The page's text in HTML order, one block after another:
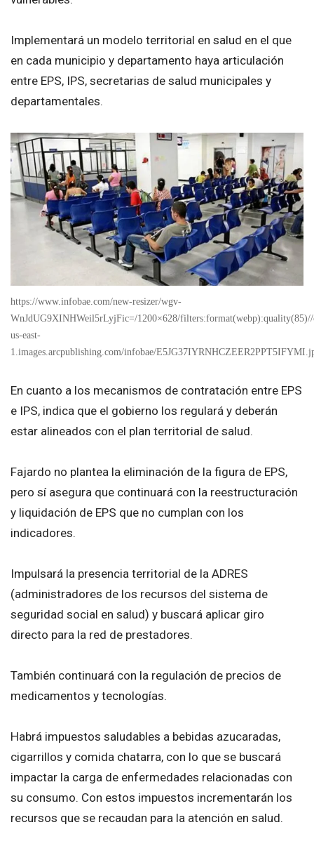
Implementará un modelo territorial en salud en el que
en cada municipio y departamento haya articulación
entre EPS, IPS, secretarias de salud municipales y
departamentales.
https://www.infobae.com/new-resizer/wgv-
WnJdUG9XINHWeil5rLyjFic=/1200×628/
us-east-
1.images.arcpublishing.com/infobae/
En cuanto a los mecanismos de contratación entre EPS
e IPS, indica que el gobierno los regulará y deberán
estar alineados con el plan territorial de salud.
Fajardo no plantea la eliminación de la figura de EPS,
pero sí asegura que continuará con la reestructuración
y liquidación de EPS que no cumplan con los
indicadores.
Impulsará la presencia territorial de la ADRES
(administradores de los recursos del sistema de
seguridad social en salud) y buscará aplicar giro
directo para la red de prestadores.
También continuará con la regulación de precios de
medicamentos y tecnologías.
Habrá impuestos saludables a bebidas azucaradas,
cigarrillos y comida chatarra, con lo que se buscará
impactar la carga de enfermedades relacionadas con
su consumo. Con estos impuestos incrementarán los
recursos que se recaudan para la atención en salud.